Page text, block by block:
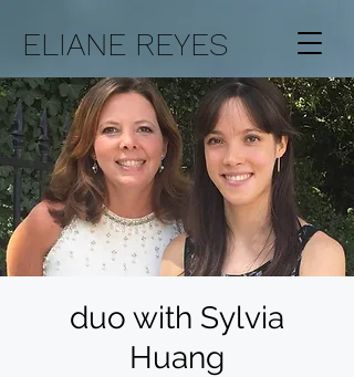
ELIANE REYES
duo with Sylvia
Huang